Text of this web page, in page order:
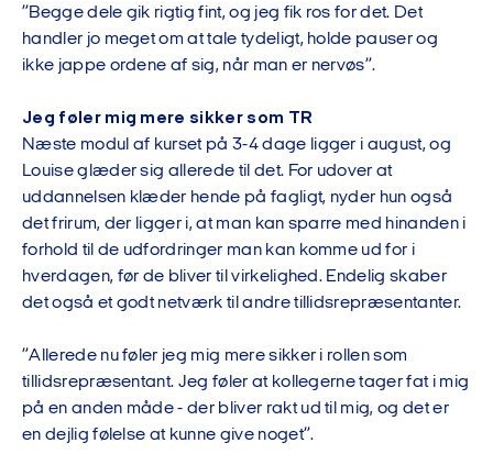
”Begge dele gik rigtig fint, og jeg fik ros for det. Det
handler jo meget om at tale tydeligt, holde pauser og
ikke jappe ordene af sig, når man er nervøs”.
Jeg føler mig mere sikker som TR
Næste modul af kurset på 3-4 dage ligger i august, og
Louise glæder sig allerede til det. For udover at
uddannelsen klæder hende på fagligt, nyder hun også
det frirum, der ligger i, at man kan sparre med hinanden i
forhold til de udfordringer man kan komme ud for i
hverdagen, før de bliver til virkelighed. Endelig skaber
det også et godt netværk til andre tillidsrepræsentanter.
”Allerede nu føler jeg mig mere sikker i rollen som
tillidsrepræsentant. Jeg føler at kollegerne tager fat i mig
på en anden måde - der bliver rakt ud til mig, og det er
en dejlig følelse at kunne give noget”.